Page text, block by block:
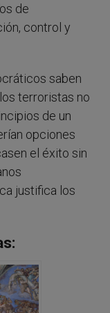
de
control y
saben
terroristas no
de un
opciones
el éxito sin
justifica los